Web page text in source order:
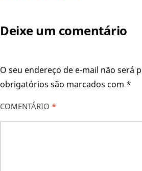
Deixe um comentário
O seu endereço de e-mail não será
obrigatórios são marcados com *
COMENTÁRIO *